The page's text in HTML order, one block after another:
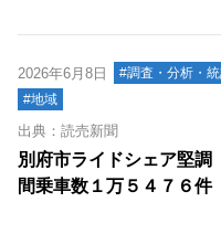
2026年6月8日 #調査・分析・
#地域
出典：読売新聞
別府市ライドシェア堅
間乗車数１万５４７６